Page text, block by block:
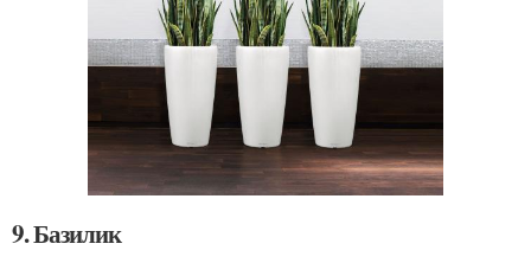
9. Базилик